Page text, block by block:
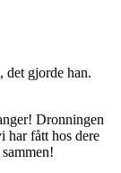
gjorde han.
Dronningen
har fått hos dere